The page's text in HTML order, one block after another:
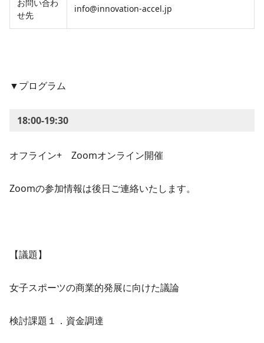
お問い合わ
せ先
info@innovation-accel.jp
▼プログラム
18:00-19:30
オフライン+ Zoomオンライン開催
Zoomの参加情報は後日ご連絡いたします。
【議題】
女子スポーツの商業的発展に向けた議論
検討課題１．資金調達